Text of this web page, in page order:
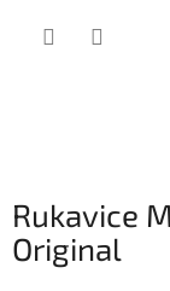
Rukavice
Original